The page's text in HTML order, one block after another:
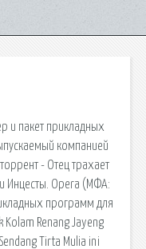
и пакет прикладных
компанией
- Отец трахает
Инцесты. Opera (МФА:
программ для
Kolam Renang Jayeng
Tirta Mulia ini